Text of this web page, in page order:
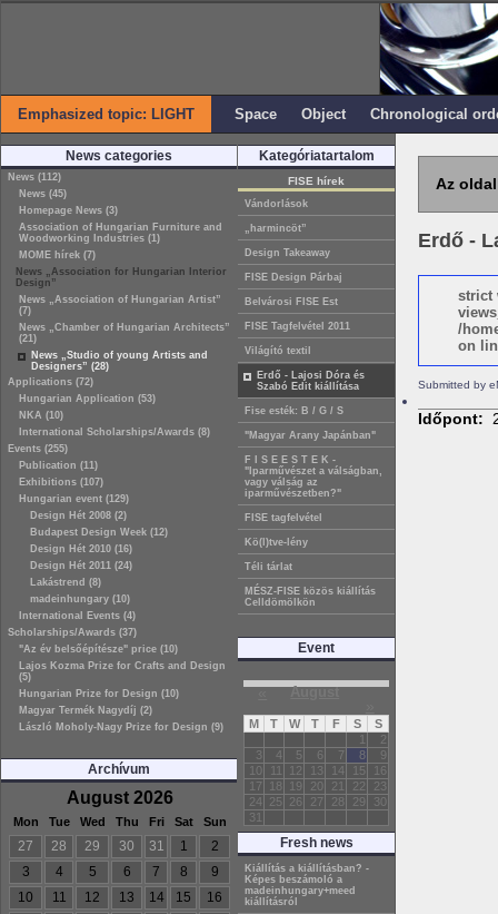
Emphasized topic: LIGHT Space Object Chronological
News categories
News (112)
News (45)
Homepage News (3)
Association of Hungarian Furniture and
Woodworking Industries (1)
MOME hírek (7)
News „Association for Hungarian Interior
Design”
News „Association of Hungarian Artist”
(7)
News „Chamber of Hungarian Architects”
(21)
News „Studio of young Artists and
Designers” (28)
Applications (72)
Hungarian Application (53)
NKA (10)
International Scholarships/Awards (8)
Events (255)
Publication (11)
Exhibitions (107)
Hungarian event (129)
Design Hét 2008 (2)
Budapest Design Week (12)
Design Hét 2010 (16)
Design Hét 2011 (24)
Lakástrend (8)
madeinhungary (10)
International Events (4)
Scholarships/Awards (37)
"Az év belsőépítésze" price (10)
Lajos Kozma Prize for Crafts and Design
(5)
Hungarian Prize for Design (10)
Magyar Termék Nagydíj (2)
László Moholy-Nagy Prize for Design (9)
Archívum
August 2026
Mon Tue Wed Thu Fri Sat Sun
27 28 29 30 31 1
2
3
4 5 6 7 8
9
10
11 12 13 14 15
16
Kategóriatartalom
FISE hírek
Vándorlások
„harmincöt”
Design Takeaway
FISE Design Párbaj
Belvárosi FISE Est
FISE Tagfelvétel 2011
Világító textil
Erdő - Lajosi Dóra és
Szabó Edit kiállítása
Fise esték: B / G / S
"Magyar Arany Japánban"
F I S E E S T E K -
"Iparművészet a válságban,
vagy válság az
iparművészetben?"
FISE tagfelvétel
Kö(l)tve-lény
Téli tárlat
MÉSZ-FISE közös kiállítás
Celldömölkön
Event
« August
M T W T F S
S
1
2
3
4 5 6 7 8
9
10
11 12 13 14 15
16
17
18 19 20 21 22
23
24
25 26 27 28 29
30
31
Fresh news
Kiállítás a kiállításban? -
Képes beszámoló a
madeinhungary+meed
kiállításról
Az
Erdő -
strict
/
on
Submitted by
Időpont: